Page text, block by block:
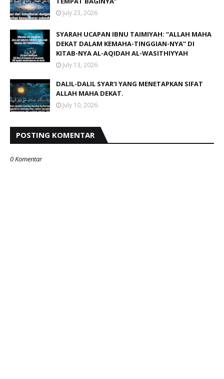
July 23, 2026
SYARAH UCAPAN IBNU TAIMIYAH: “ALLAH MAHA
DEKAT DALAM KEMAHA-TINGGIAN-NYA” DI
KITAB-NYA AL-AQIDAH AL-WASITHIYYAH
July 13, 2026
DALIL-DALIL SYAR’I YANG MENETAPKAN SIFAT
ALLAH MAHA DEKAT.
July 10, 2026
POSTING KOMENTAR
0 Komentar